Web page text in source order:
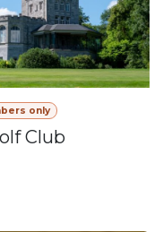
only
Club